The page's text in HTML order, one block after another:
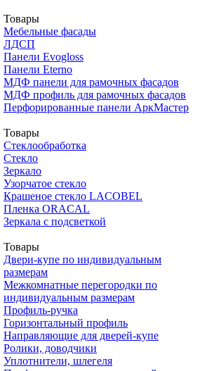
Товары
Мебельные фасады
ЛДСП
Панели Evogloss
Панели Eterno
МДФ панели для рамочных фасадов
МДФ профиль для рамочных фасадов
Перфорированные панели АркМастер
Товары
Стеклообработка
Стекло
Зеркало
Узорчатое стекло
Крашеное стекло LACOBEL
Пленка ORACAL
Зеркала с подсветкой
Товары
Двери-купе по индивидуальным
размерам
Межкомнатные перегородки по
индивидуальным размерам
Профиль-ручка
Горизонтальный профиль
Направляющие для дверей-купе
Ролики, доводчики
Уплотнители, шлегеля